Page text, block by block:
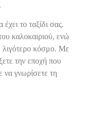
το ταξίδι σας.
καλοκαιριού, ενώ
λιγότερο κόσμο. Με
την εποχή που
να γνωρίσετε τη